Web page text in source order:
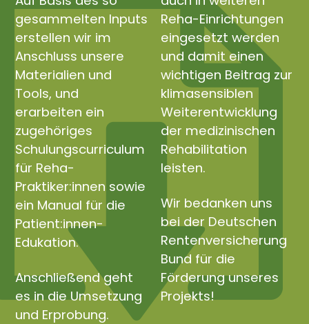
gesammelten Inputs
erstellen wir im
Anschluss unsere
Materialien und
Tools, und
erarbeiten ein
zugehöriges
Schulungscurriculum
für Reha-
Praktiker:innen sowie
ein Manual für die
Patient:innen-
Edukation.
Anschließend geht
es in die Umsetzung
und Erprobung.
Reha-Einrichtungen
eingesetzt werden
und damit einen
wichtigen Beitrag zur
klimasensiblen
Weiterentwicklung
der medizinischen
Rehabilitation
leisten.
Wir bedanken uns
bei der Deutschen
Rentenversicherung
Bund für die
Förderung unseres
Projekts!